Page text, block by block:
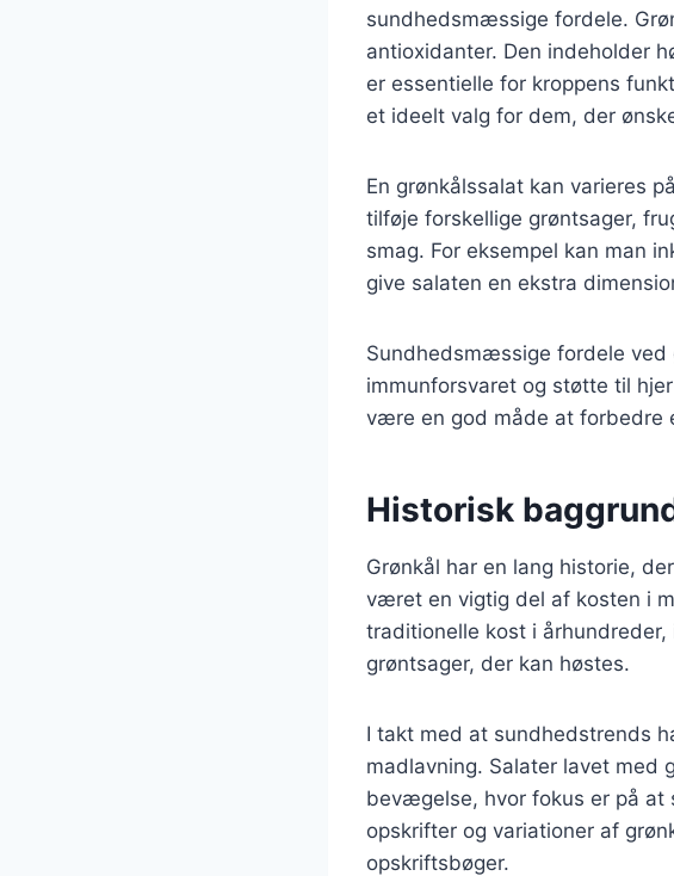
sundhedsmæssige fordele.
antioxidanter. Den indeholder
er essentielle for kroppens
et ideelt valg for dem, der
En grønkålssalat kan varieres
tilføje forskellige grøntsager,
smag. For eksempel kan man
give salaten en ekstra
Sundhedsmæssige fordele
immunforsvaret og støtte til
være en god måde at forbedre
Historisk
Grønkål har en lang historie,
været en vigtig del af kosten i
traditionelle kost i
grøntsager, der kan høstes.
I takt med at sundhedstrends
madlavning. Salater lavet med
bevægelse, hvor fokus er på
opskrifter og variationer af
opskriftsbøger.